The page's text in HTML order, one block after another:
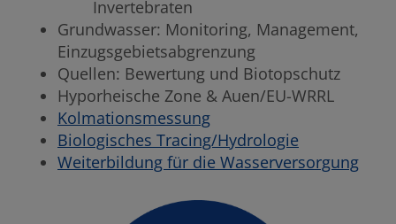
Inver­te­braten
Grund­wasser: Monito­ring, Manage­ment,
Einzugs­ge­biets­ab­gren­zung
Quellen: Bewer­tung und Biotop­schutz
Hypor­hei­sche Zone & Auen/EU-WRRL
Kolma­ti­ons­mes­sung
Biolo­gi­sches Tracing/Hydro­logie
Weiter­bil­dung für die Wasser­ver­sor­gung